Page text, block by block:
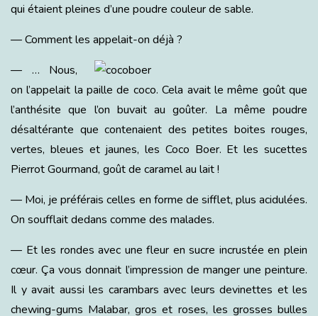
qui étaient pleines d’une poudre couleur de sable.
— Comment les appelait-on déjà ?
— … Nous,
on l’appelait la paille de coco. Cela avait le même goût que
l’anthésite que l’on buvait au goûter. La même poudre
désaltérante que contenaient des petites boites rouges,
vertes, bleues et jaunes, les Coco Boer. Et les sucettes
Pierrot Gourmand, goût de caramel au lait !
— Moi, je préférais celles en forme de sifflet, plus acidulées.
On soufflait dedans comme des malades.
— Et les rondes avec une fleur en sucre incrustée en plein
cœur. Ça vous donnait l’impression de manger une peinture.
Il y avait aussi les carambars avec leurs devinettes et les
chewing-gums Malabar, gros et roses, les grosses bulles